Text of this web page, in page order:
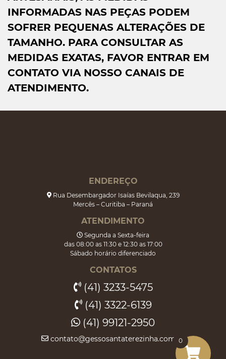
INFORMADAS NAS PEÇAS PODEM
SOFRER PEQUENAS ALTERAÇÕES DE
TAMANHO. PARA CONSULTAR AS
MEDIDAS EXATAS, FAVOR ENTRAR EM
CONTATO VIA NOSSO CANAIS DE
ATENDIMENTO.
ENDEREÇO
Rua Desembargador Isaías Bevilaqua, 239
Mercês – Curitiba – Paraná
ATENDIMENTO
Segunda a Sexta-feira
das 08:00 as 11:30 e 12:30 as 17:00
Sábado horário diferenciado
CONTATOS
(41) 3233-5475
(41) 3322-6139
(41) 99121-2950
contato@gessosantaterezinha.com.br
0